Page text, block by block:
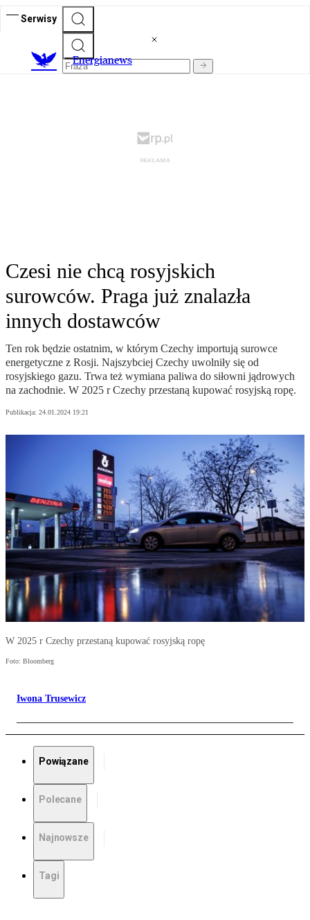
Serwisy
Energianews
Czesi nie chcą rosyjskich
surowców. Praga już znalazła
innych dostawców
Ten rok będzie ostatnim, w którym Czechy importują surowce
energetyczne z Rosji. Najszybciej Czechy uwolniły się od
rosyjskiego gazu. Trwa też wymiana paliwa do siłowni jądrowych
na zachodnie. W 2025 r Czechy przestaną kupować rosyjską ropę.
Publikacja: 24.01.2024 19:21
W 2025 r Czechy przestaną kupować rosyjską ropę
Foto: Bloomberg
Iwona Trusewicz
Powiązane
Polecane
Najnowsze
Tagi